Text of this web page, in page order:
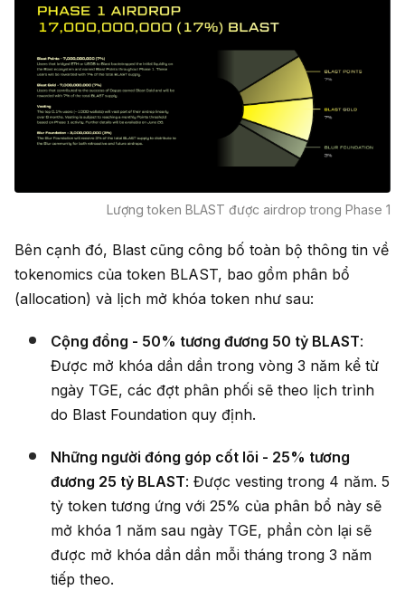
Lượng token BLAST được airdrop trong Phase 1
Bên cạnh đó, Blast cũng công bố toàn bộ thông tin về
tokenomics của token BLAST, bao gồm phân bổ
(allocation) và lịch mở khóa token như sau:
Cộng đồng - 50% tương đương 50 tỷ BLAST:
Được mở khóa dần dần trong vòng 3 năm kể từ
ngày TGE, các đợt phân phối sẽ theo lịch trình
do Blast Foundation quy định.
Những người đóng góp cốt lõi - 25% tương
đương 25 tỷ BLAST: Được vesting trong 4 năm. 5
tỷ token tương ứng với 25% của phân bổ này sẽ
mở khóa 1 năm sau ngày TGE, phần còn lại sẽ
được mở khóa dần dần mỗi tháng trong 3 năm
tiếp theo.